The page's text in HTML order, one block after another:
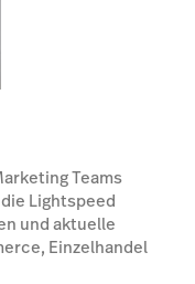
Teams
Lightspeed
und aktuelle
Einzelhandel